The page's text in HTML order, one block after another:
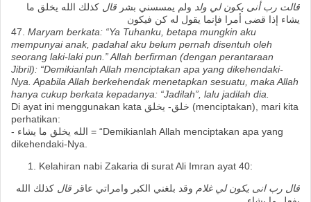
قالت رب أنى يكون لي ولد ولم يمسسني بشر قال كذلك الله يخلق ما
يشاء إذا قضى أمرا فإنما يقول له كن فيكون
47. Maryam berkata: “Ya Tuhanku, betapa mungkin aku
mempunyai anak, padahal aku belum pernah disentuh oleh
seorang laki-laki pun.” Allah berfirman (dengan perantaraan
Jibril): “Demikianlah Allah menciptakan apa yang dikehendaki-
Nya. Apabila Allah berkehendak menetapkan sesuatu, maka Allah
hanya cukup berkata kepadanya: “Jadilah”, lalu jadilah dia.
Di ayat ini menggunakan kata خلق- يخلق (menciptakan), mari kita
perhatikan:
- الله يخلق ما يشاء = “Demikianlah Allah menciptakan apa yang
dikehendaki-Nya.
Kelahiran nabi Zakaria di surat Ali Imran ayat 40:
قال رب انى يكون لي غلام وقد بلغني الكبر وامراتي عاقر قال كذلك الله